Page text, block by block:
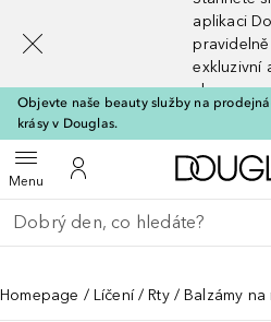
aplikaci
exkluzivní
slevy
Objevte naše beauty služby na
krásy v Douglas.
MenuOtevřít menuK mému účtu
Vraťte se
Proveďte vyhledávání
Homepage Líčení Rty Balzámy na
[navigation.slideout.screenreader]